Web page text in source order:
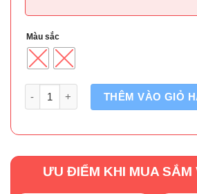
Màu sắc
Số lượng THÊM VÀO GIỎ
ƯU ĐIỂM KHI MUA SẮM